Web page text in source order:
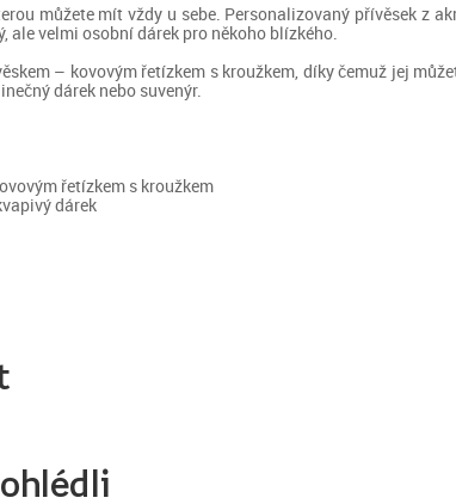
můžete mít vždy u sebe. Personalizovaný přívěsek
ale velmi osobní dárek pro někoho blízkého.
– kovovým řetízkem s kroužkem, díky čemuž jej
dárek nebo suvenýr.
řetízkem s kroužkem
dárek